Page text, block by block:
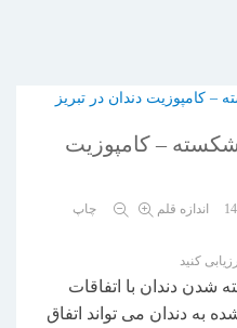
– کامپوزیت
اندازه قلم
چاپ
کنید
شدن دندان با اتفاقات
به دندان می تواند اتفاق